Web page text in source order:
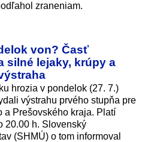
zraneniam.
von? Časť
silné lejaky, krúpy a
hrozia v pondelok (27. 7.)
výstrahu prvého stupňa pre
a Prešovského kraja. Platí
20.00 h. Slovenský
(SHMÚ) o tom informoval